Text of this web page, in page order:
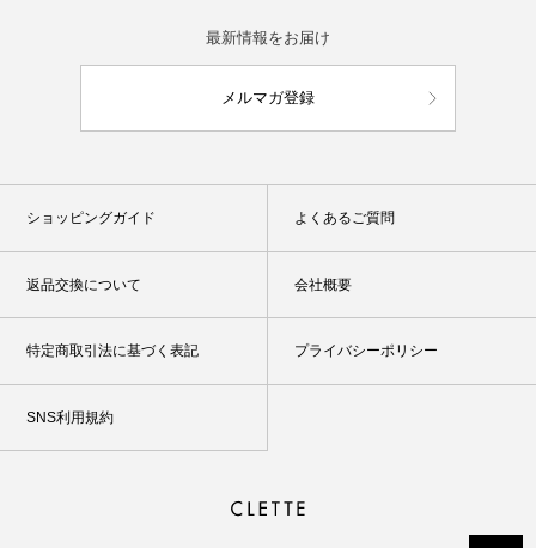
最新情報をお届け
メルマガ登録
ショッピングガイド よくあるご質問
返品交換について 会社概要
特定商取引法に基づく表記 プライバシーポリシー
SNS利用規約